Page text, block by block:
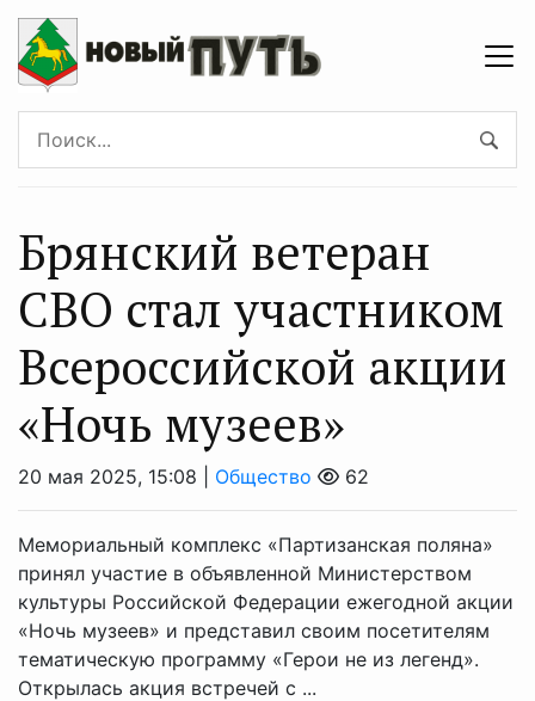
Брянский ветеран
СВО стал участником
Всероссийской акции
«Ночь музеев»
20 мая 2025, 15:08 | Общество 62
Мемориальный комплекс «Партизанская поляна»
принял участие в объявленной Министерством
культуры Российской Федерации ежегодной акции
«Ночь музеев» и представил своим посетителям
тематическую программу «Герои не из легенд».
Открылась акция встречей с ...